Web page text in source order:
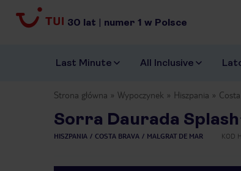
30 lat | numer 1 w Polsce
Last Minute All Inclusive
Strona główna Wypoczynek Hiszpania
Sorra Daurada Splash
HISZPANIA COSTA BRAVA MALGRAT DE MAR KOD